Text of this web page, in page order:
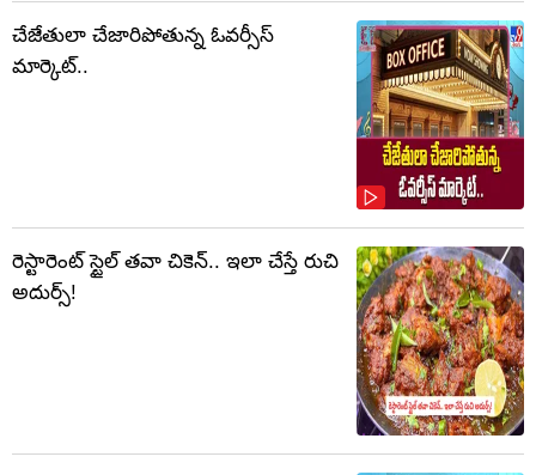
చేజేతులా చేజారిపోతున్న ఓవర్సీస్
మార్కెట్..
రెస్టారెంట్‌ స్టైల్ తవా చికెన్‌.. ఇలా చేస్తే రుచి
అదుర్స్!